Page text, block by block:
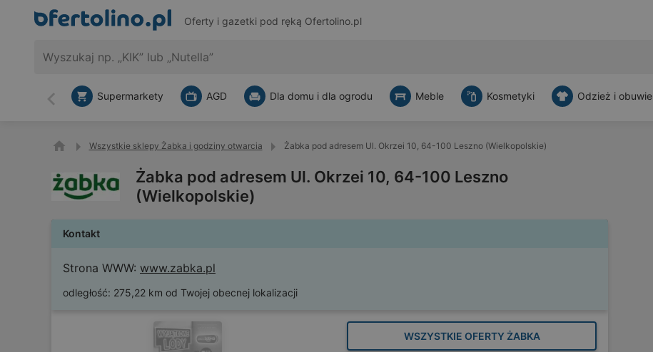
Oferty i gazetki pod ręką Ofertolino.pl
Wstecz
Supermarkety AGD Dla domu i dla ogrodu Meble Kosmetyki Odzież i obuwie
Wszystkie sklepy Żabka i godziny otwarcia Żabka pod adresem Ul. Okrzei 10, 64-100 Leszno (Wielkopolskie)
Żabka pod adresem Ul. Okrzei 10, 64-100 Leszno
(Wielkopolskie)
Kontakt
Strona WWW: www.zabka.pl
odległość: 275,22 km od Twojej obecnej lokalizacji
WSZYSTKIE OFERTY ŻABKA